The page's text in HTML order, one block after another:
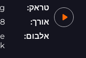
טראק:
אורך:
אלבום: